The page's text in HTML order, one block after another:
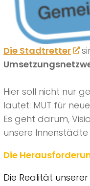
Die Stadtretter
Hier soll nicht nur
lautet: MUT für
Es geht darum,
unsere
Die
Die Realität